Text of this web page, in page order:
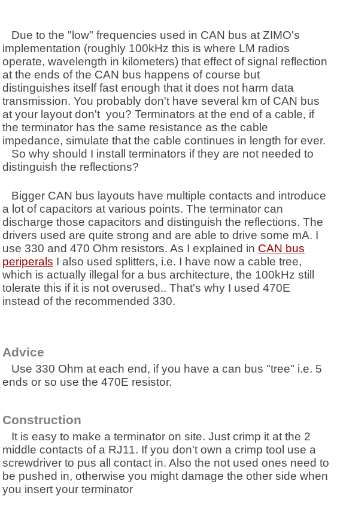
Due to the "low" frequencies used in CAN bus at ZIMO's
implementation (roughly 100kHz this is where LM radios
operate, wavelength in kilometers) that effect of signal reflection
at the ends of the CAN bus happens of course but
distinguishes itself fast enough that it does not harm data
transmission. You probably don't have several km of CAN bus
at your layout don't you? Terminators at the end of a cable, if
the terminator has the same resistance as the cable
impedance, simulate that the cable continues in length for ever.
So why should I install terminators if they are not needed to
distinguish the reflections?
Bigger CAN bus layouts have multiple contacts and introduce
a lot of capacitors at various points. The terminator can
discharge those capacitors and distinguish the reflections. The
drivers used are quite strong and are able to drive some mA. I
use 330 and 470 Ohm resistors. As I explained in CAN bus
periperals I also used splitters, i.e. I have now a cable tree,
which is actually illegal for a bus architecture, the 100kHz still
tolerate this if it is not overused.. That's why I used 470E
instead of the recommended 330.
Advice
Use 330 Ohm at each end, if you have a can bus "tree" i.e. 5
ends or so use the 470E resistor.
Construction
It is easy to make a terminator on site. Just crimp it at the 2
middle contacts of a RJ11. If you don't own a crimp tool use a
screwdriver to pus all contact in. Also the not used ones need to
be pushed in, otherwise you might damage the other side when
you insert your terminator